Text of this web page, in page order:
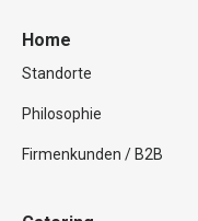
Home
Standorte
Philosophie
Firmenkunden / B2B